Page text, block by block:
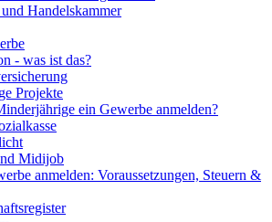
Handelskammer
- was ist das?
Projekte
ein Gewerbe anmelden?
Midijob
anmelden: Voraussetzungen, Steuern &